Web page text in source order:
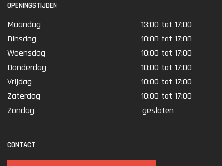
OPENINGSTIJDEN
Maandag
13:00 tot 17:00
Dinsdag
10:00 tot 17:00
Woensdag
10:00 tot 17:00
Donderdag
10:00 tot 17:00
Vrijdag
10:00 tot 17:00
Zaterdag
10:00 tot 17:00
Zondag
gesloten
CONTACT